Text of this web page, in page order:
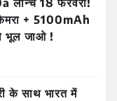
लॉन्च 18 फरवरी!
+ 5100mAh
भूल जाओ !
के साथ भारत में